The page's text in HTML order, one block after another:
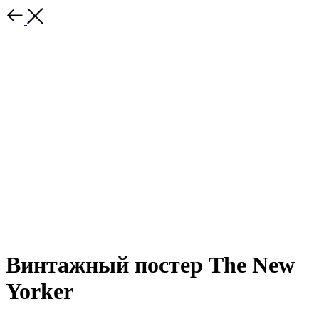
Винтажный постер The New
Yorker